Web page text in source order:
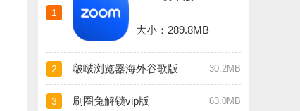
1
大小：289.8MB
2 啵啵浏览器海外谷歌版 30.2MB
3 刷圈兔解锁vip版 63.0MB